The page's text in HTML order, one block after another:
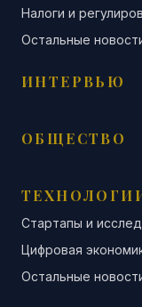
Налоги и
Остальные
ИНТЕРВЬЮ
ОБЩЕСТВО
Стартапы и
Цифровая
Остальные